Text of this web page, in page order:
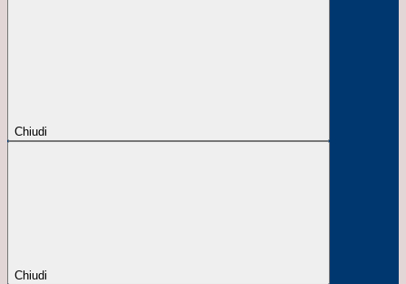
Chiudi
Chiudi